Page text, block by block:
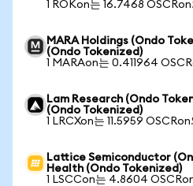
1 ROKon는 16.7468 OSCRon
MARA Holdings (Ondo
(Ondo Tokenized)
1 MARAon는 0.411964
Lam Research (Ondo
(Ondo Tokenized)
1 LRCXon는 11.5959
Lattice Semiconductor
Health (Ondo Tokenized)
1 LSCCon는 4.8604